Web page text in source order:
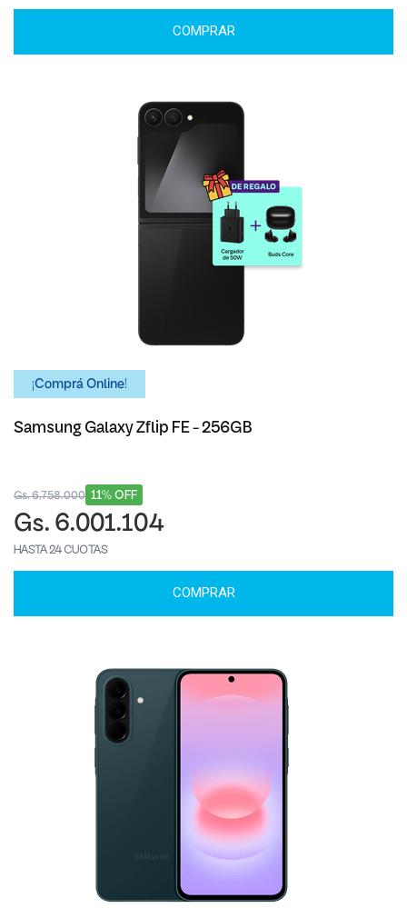
COMPRAR
¡Comprá Online!
Samsung Galaxy Zflip FE - 256GB
11% OFF
Gs. 6.758.000
Gs. 6.001.104
HASTA 24 CUOTAS
COMPRAR